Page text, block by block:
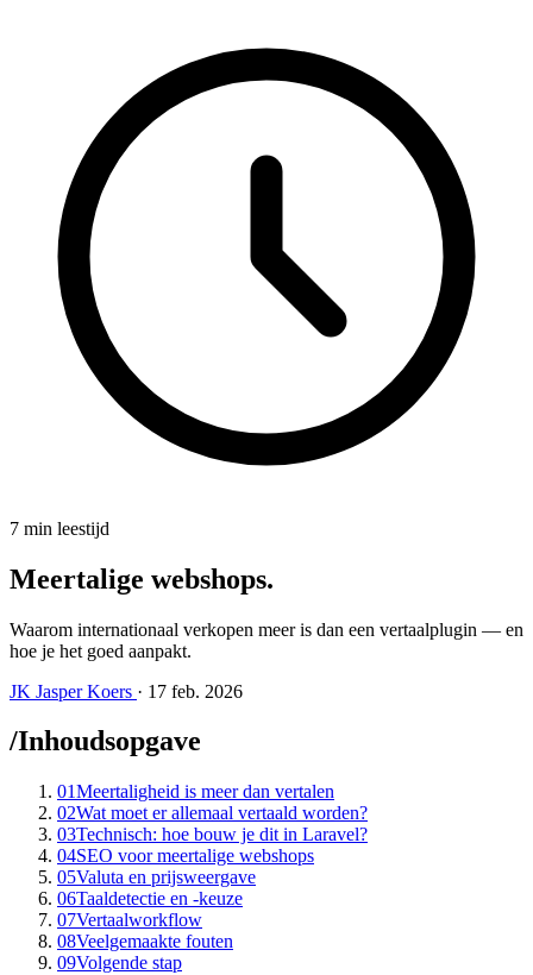
7 min leestijd
Meertalige webshops.
Waarom internationaal verkopen meer is dan een vertaalplugin — en
hoe je het goed aanpakt.
JK Jasper Koers · 17 feb. 2026
/Inhoudsopgave
01Meertaligheid is meer dan vertalen
02Wat moet er allemaal vertaald worden?
03Technisch: hoe bouw je dit in Laravel?
04SEO voor meertalige webshops
05Valuta en prijsweergave
06Taaldetectie en -keuze
07Vertaalworkflow
08Veelgemaakte fouten
09Volgende stap